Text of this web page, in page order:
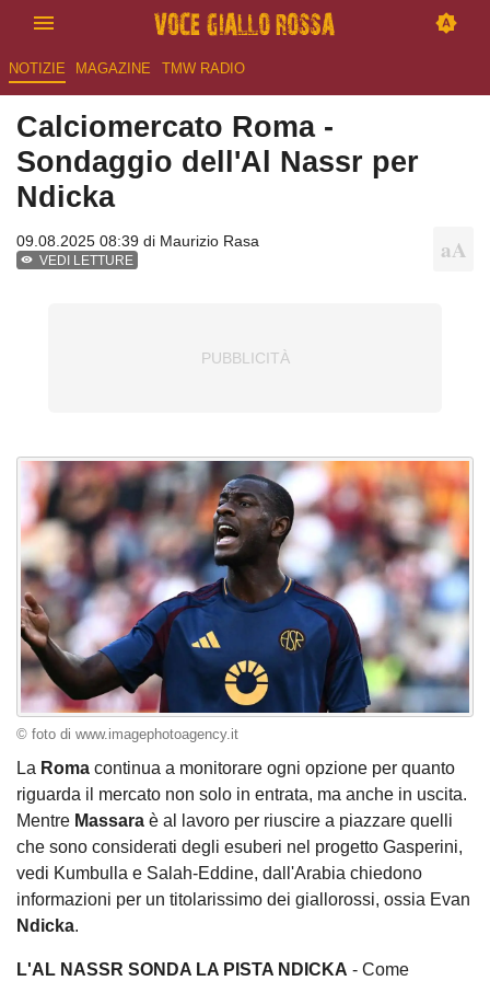
NOTIZIE MAGAZINE TMW RADIO
Calciomercato Roma -
Sondaggio dell'Al Nassr per
Ndicka
09.08.2025 08:39 di Maurizio Rasa
VEDI LETTURE
© foto di www.imagephotoagency.it
La Roma continua a monitorare ogni opzione per quanto
riguarda il mercato non solo in entrata, ma anche in uscita.
Mentre Massara è al lavoro per riuscire a piazzare quelli
che sono considerati degli esuberi nel progetto Gasperini,
vedi Kumbulla e Salah-Eddine, dall'Arabia chiedono
informazioni per un titolarissimo dei giallorossi, ossia Evan
Ndicka.
L'AL NASSR SONDA LA PISTA NDICKA - Come